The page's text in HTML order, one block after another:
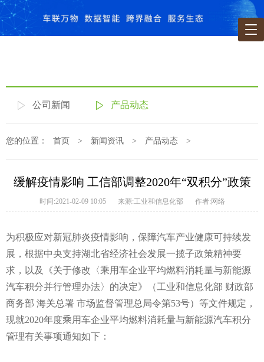
公司新闻 产品动态
您的位置： 首页 > 新闻资讯 > 产品动态 >
缓解疫情影响 工信部调整2020年“双积分”政策
时间:2021-02-09 10:05 来源:工业和信息化部 作者:网络
为积极应对新冠肺炎疫情影响，保障汽车产业健康可持续发
展，根据中央支持湖北省经济社会发展一揽子政策精神要
求，以及《关于修改〈乘用车企业平均燃料消耗量与新能源
汽车积分并行管理办法〉的决定》（工业和信息化部 财政部
商务部 海关总署 市场监督管理总局令第53号）等文件规定，
现就2020年度乘用车企业平均燃料消耗量与新能源汽车积分
管理有关事项通知如下：